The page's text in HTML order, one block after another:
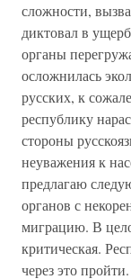
сложности,
диктовал в
органы
осложнилась
русских, к
республику
стороны
неуважения к
предлагаю
органов с
миграцию. В
критическая.
через это пройти.